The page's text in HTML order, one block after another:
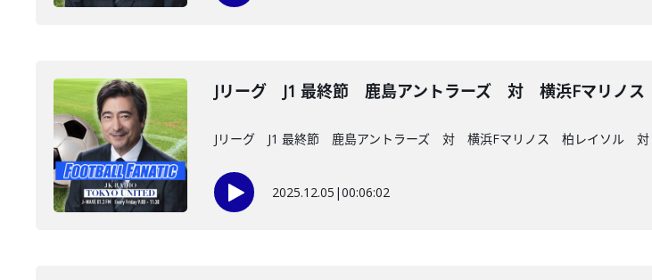
Jリーグ J1 最終節 鹿島アントラーズ 対 横浜Fマリノ
Jリーグ J1 最終節 鹿島アントラーズ 対 横浜Fマリノス 柏レイソル 対
2025.12.05 |00:06:02